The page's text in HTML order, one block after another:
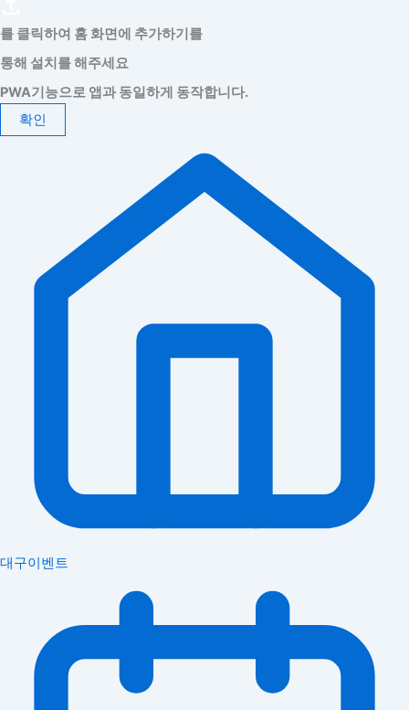
를 클릭하여 홈 화면에 추가하기를
통해 설치를 해주세요
PWA기능으로 앱과 동일하게 동작합니다.
확인
대구이벤트